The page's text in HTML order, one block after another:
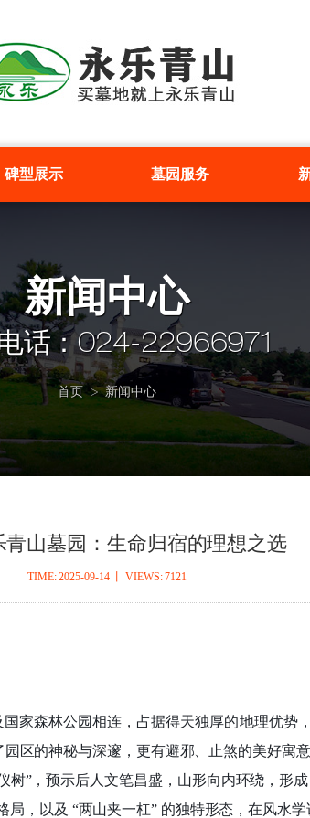
碑型展示 墓园服务
新闻中心
话：024-22966971
首页 > 新闻中心
青山墓园：生命归宿的理想之选
TIME: 2025-09-14 丨 VIEWS: 7121
家森林公园相连，占据得天独厚的地理优势
区的神秘与深邃，更有避邪、止煞的美好寓
”，预示后人文笔昌盛，山形向内环绕，形
，以及 “两山夹一杠” 的独特形态，在风水